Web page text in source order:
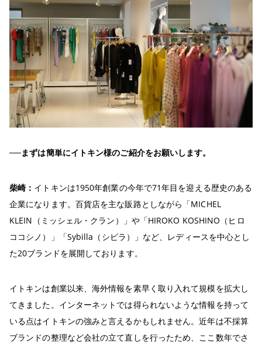
──まずは簡単にイトキン様のご紹介をお願いします。
柴崎： イトキンは1950年創業の今年で71年目を迎える歴史のある
企業になります。百貨店を主な販路としながら「MICHEL
KLEIN（ミッシェル・クラン）」や「HIROKO KOSHINO（ヒロ
ココシノ）」「Sybilla（シビラ）」など、レディースを中心とし
た20ブランドを展開しております。
イトキンは創業以来、海外情報を素早く取り入れて規模を拡大し
てきました。インターネットでは得られないような情報を持って
いる点はイトキンの強みと言えるかもしれません。近年は不採算
ブランドの整理など会社の立て直しを行ったため、ここ数年でさ